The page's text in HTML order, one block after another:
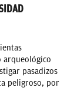
arqueológico
pasadizos
peligroso, por